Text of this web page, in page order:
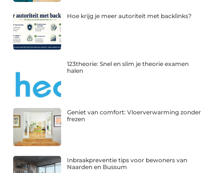
Hoe krijg je meer autoriteit met backlinks?
123theorie: Snel en slim je theorie examen
halen
Geniet van comfort: Vloerverwarming zonder
frezen
Inbraakpreventie tips voor bewoners van
Naarden en Bussum